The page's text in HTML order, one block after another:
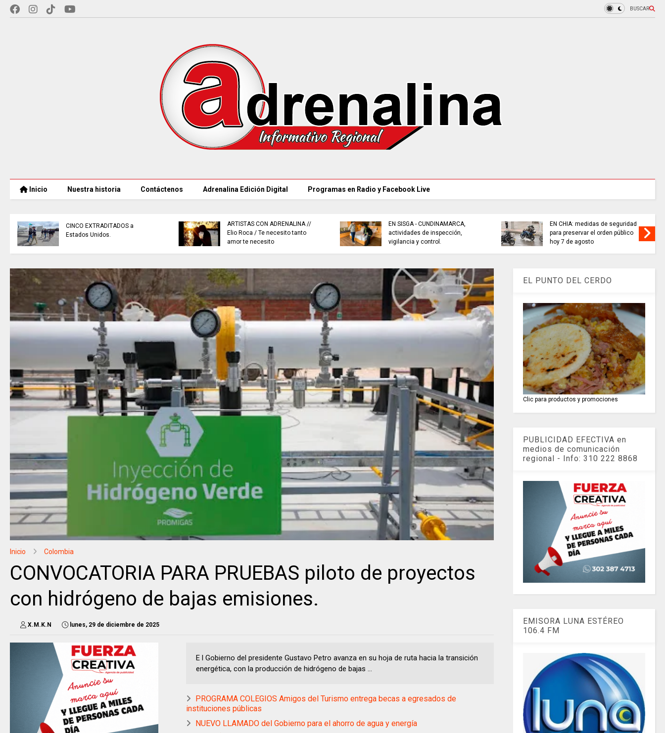
BUSCAR
Inicio Nuestra historia Contáctenos Adrenalina Edición Digital Programas en Radio y Facebook Live
CINCO EXTRADITADOS a
Estados Unidos.
ARTISTAS CON ADRENALINA //
Elio Roca / Te necesito tanto
amor te necesito
EN SISGA - CUNDINAMARCA,
actividades de inspección,
vigilancia y control.
EN CHÍA: medidas de seguridad
para preservar el orden público
hoy 7 de agosto
Inicio Colombia
CONVOCATORIA PARA PRUEBAS piloto de proyectos
con hidrógeno de bajas emisiones.
X.M.K.N lunes, 29 de diciembre de 2025
E l Gobierno del presidente Gustavo Petro avanza en su hoja de ruta hacia la transición
energética, con la producción de hidrógeno de bajas ...
PROGRAMA COLEGIOS Amigos del Turismo entrega becas a egresados de
instituciones públicas
NUEVO LLAMADO del Gobierno para el ahorro de agua y energía
EL PUNTO DEL CERDO
Clic para productos y promociones
PUBLICIDAD EFECTIVA en
medios de comunicación
regional - Info: 310 222 8868
EMISORA LUNA ESTÉREO
106.4 FM